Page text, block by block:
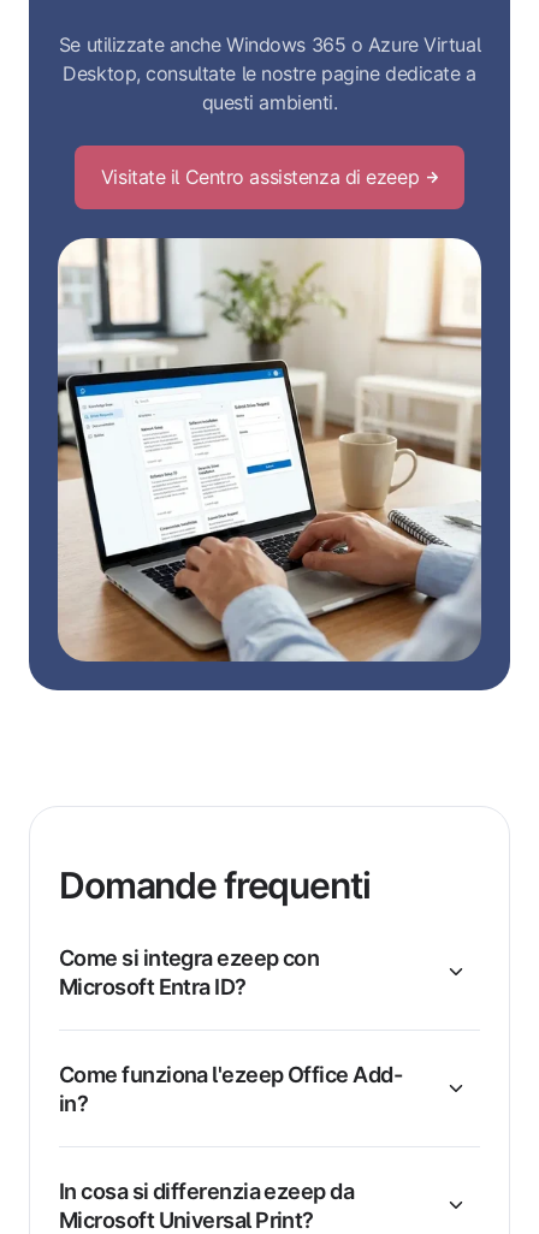
Se utilizzate anche Windows 365 o Azure Virtual
Desktop, consultate le nostre pagine dedicate a
questi ambienti.
Visitate il Centro assistenza di ezeep
Domande frequenti
Come si integra ezeep con
Microsoft Entra ID?
Come funziona l'ezeep Office Add-
in?
In cosa si differenzia ezeep da
Microsoft Universal Print?